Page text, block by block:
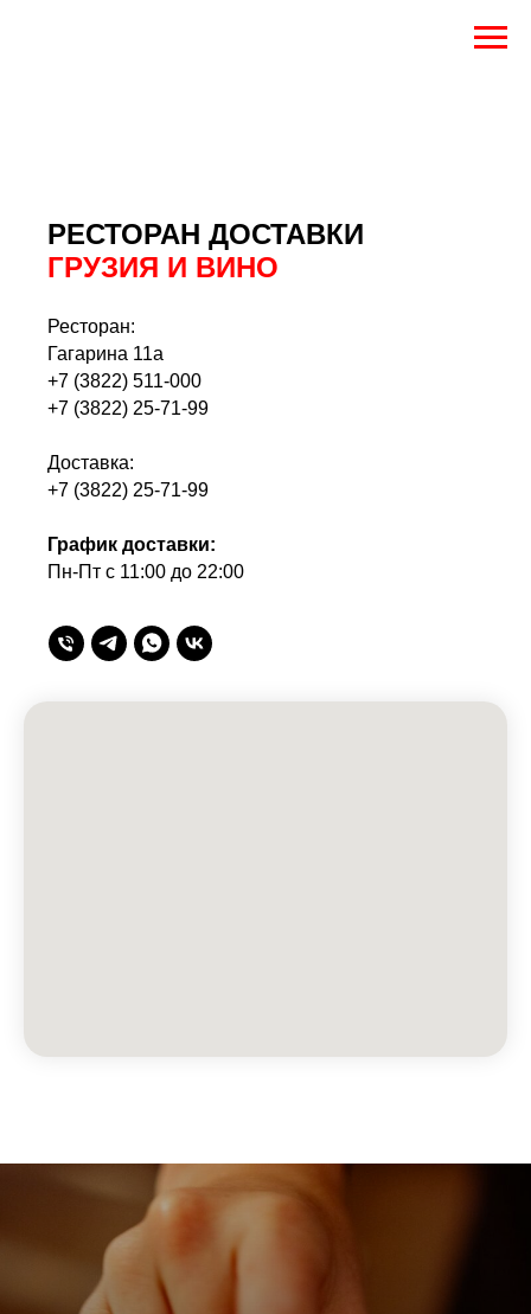
РЕСТОРАН ДОСТАВКИ
ГРУЗИЯ И ВИНО
Ресторан:
Гагарина 11а
+7 (3822) 511-000
+7 (3822) 25-71-99
Доставка:
+7 (3822) 25-71-99
График доставки:
Пн-Пт с 11:00 до 22:00